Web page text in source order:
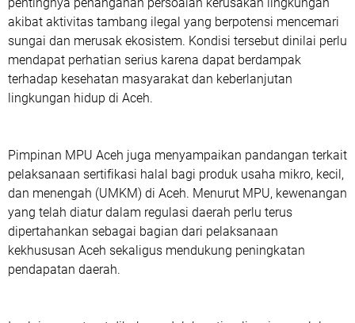
akibat aktivitas tambang ilegal yang berpotensi mencemari
sungai dan merusak ekosistem. Kondisi tersebut dinilai perlu
mendapat perhatian serius karena dapat berdampak
terhadap kesehatan masyarakat dan keberlanjutan
lingkungan hidup di Aceh.
‎Pimpinan MPU Aceh juga menyampaikan pandangan terkait
pelaksanaan sertifikasi halal bagi produk usaha mikro, kecil,
dan menengah (UMKM) di Aceh. Menurut MPU, kewenangan
yang telah diatur dalam regulasi daerah perlu terus
dipertahankan sebagai bagian dari pelaksanaan
kekhususan Aceh sekaligus mendukung peningkatan
pendapatan daerah.